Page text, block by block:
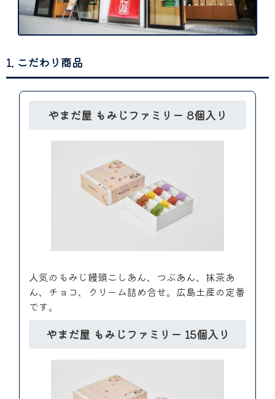
1. こだわり商品
やまだ屋 もみじファミリー 8個入り
人気のもみじ饅頭こしあん、つぶあん、抹茶あ
ん、チョコ、クリーム詰め合せ。広島土産の定番
です。
やまだ屋 もみじファミリー 15個入り